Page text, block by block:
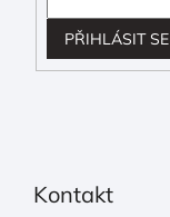
PŘIHLÁSIT SE
Kontakt